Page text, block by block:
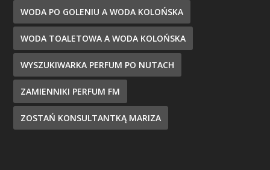
WODA PO GOLENIU A WODA KOLOŃSKA
WODA TOALETOWA A WODA KOLOŃSKA
WYSZUKIWARKA PERFUM PO NUTACH
ZAMIENNIKI PERFUM FM
ZOSTAŃ KONSULTANTKĄ MARIZA